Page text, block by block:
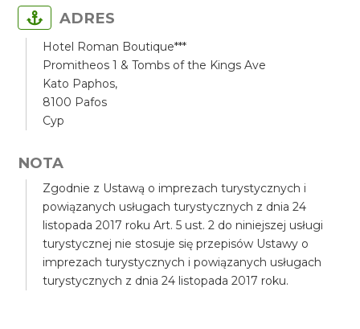
ADRES
Hotel Roman Boutique***
Promitheos 1 & Tombs of the Kings Ave
Kato Paphos,
8100 Pafos
Cyp
NOTA
Zgodnie z Ustawą o imprezach turystycznych i
powiązanych usługach turystycznych z dnia 24
listopada 2017 roku Art. 5 ust. 2 do niniejszej usługi
turystycznej nie stosuje się przepisów Ustawy o
imprezach turystycznych i powiązanych usługach
turystycznych z dnia 24 listopada 2017 roku.